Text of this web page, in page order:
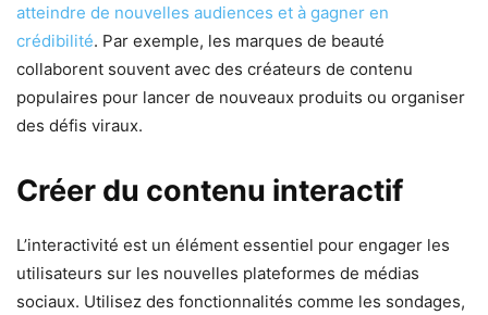
atteindre de nouvelles audiences et à gagner en
crédibilité. Par exemple, les marques de beauté
collaborent souvent avec des créateurs de contenu
populaires pour lancer de nouveaux produits ou organiser
des défis viraux.
Créer du contenu interactif
L’interactivité est un élément essentiel pour engager les
utilisateurs sur les nouvelles plateformes de médias
sociaux. Utilisez des fonctionnalités comme les sondages,